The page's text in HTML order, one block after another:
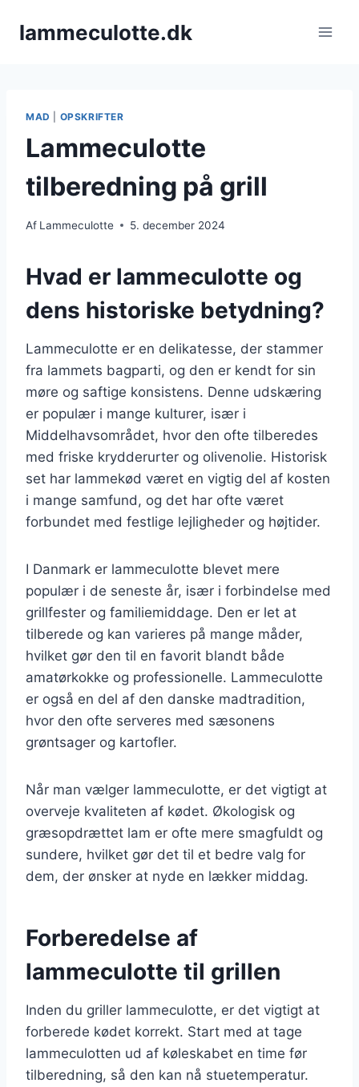
lammeculotte.dk
MAD OPSKRIFTER
Lammeculotte
tilberedning på grill
Af Lammeculotte 5. december 2024
Hvad er lammeculotte og
dens historiske betydning?
Lammeculotte er en delikatesse, der stammer
fra lammets bagparti, og den er kendt for sin
møre og saftige konsistens. Denne udskæring
er populær i mange kulturer, især i
Middelhavsområdet, hvor den ofte tilberedes
med friske krydderurter og olivenolie. Historisk
set har lammekød været en vigtig del af kosten
i mange samfund, og det har ofte været
forbundet med festlige lejligheder og højtider.
I Danmark er lammeculotte blevet mere
populær i de seneste år, især i forbindelse med
grillfester og familiemiddage. Den er let at
tilberede og kan varieres på mange måder,
hvilket gør den til en favorit blandt både
amatørkokke og professionelle. Lammeculotte
er også en del af den danske madtradition,
hvor den ofte serveres med sæsonens
grøntsager og kartofler.
Når man vælger lammeculotte, er det vigtigt at
overveje kvaliteten af kødet. Økologisk og
græsopdrættet lam er ofte mere smagfuldt og
sundere, hvilket gør det til et bedre valg for
dem, der ønsker at nyde en lækker middag.
Forberedelse af
lammeculotte til grillen
Inden du griller lammeculotte, er det vigtigt at
forberede kødet korrekt. Start med at tage
lammeculotten ud af køleskabet en time før
tilberedning, så den kan nå stuetemperatur.